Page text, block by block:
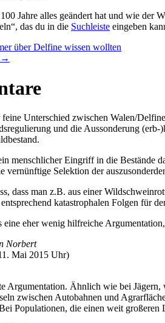
Jahre alles geändert hat und wie
das du in die Suchleiste eingeben
über Delfine wissen wollten
→
Unterschied zwischen Walen/
und die Aussonderung
menschlicher Eingriff in die Bestände
vernünftige Selektion der
dass man z.B. aus einer
katastrophalen Folgen für
eine eher wenig hilfreiche
Norbert
Mai 2015 Uhr)
Argumentation. Ähnlich wie bei
zwischen Autobahnen und
Populationen, die einen weit